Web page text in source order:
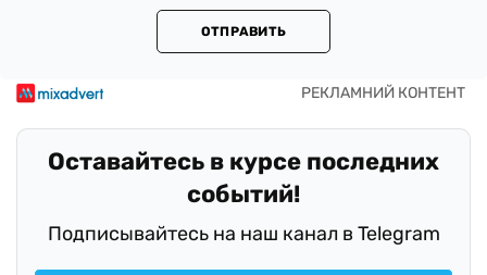
ОТПРАВИТЬ
Оставайтесь в курсе последних
событий!
Подписывайтесь на наш канал в Telegram